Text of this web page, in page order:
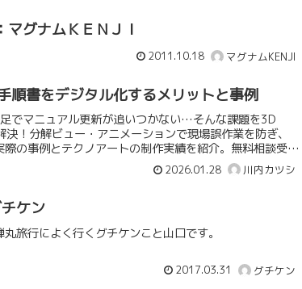
グナムＫＥＮＪＩ
2011.10.18 マグナムKENJI
順書をデジタル化するメリットと事例
でマニュアル更新が追いつかない…そんな課題を3D
！分解ビュー・アニメーションで現場誤作業を防ぎ、
の事例とテクノアートの制作実績を紹介。無料相談受付
2026.01.28 川内カツシ
ケン
旅行によく行くグチケンこと山口です。
2017.03.31 グチケン